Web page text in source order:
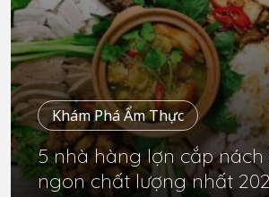
Khám Phá Ẩm Thực
5 nhà hàng lợn cắp nách
ngon chất lượng nhất